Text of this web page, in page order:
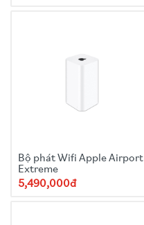
Bộ phát Wifi Apple Airport
Extreme
5,490,000đ